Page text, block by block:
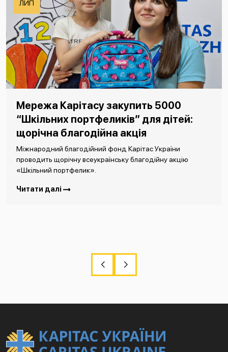
ЛИП
Мережа Карітасу закупить 5000
“Шкільних портфеликів” для дітей:
щорічна благодійна акція
Міжнародний благодійний фонд Карітас України
проводить щорічну всеукраїнську благодійну акцію
«Шкільний портфелик».
Читати далі